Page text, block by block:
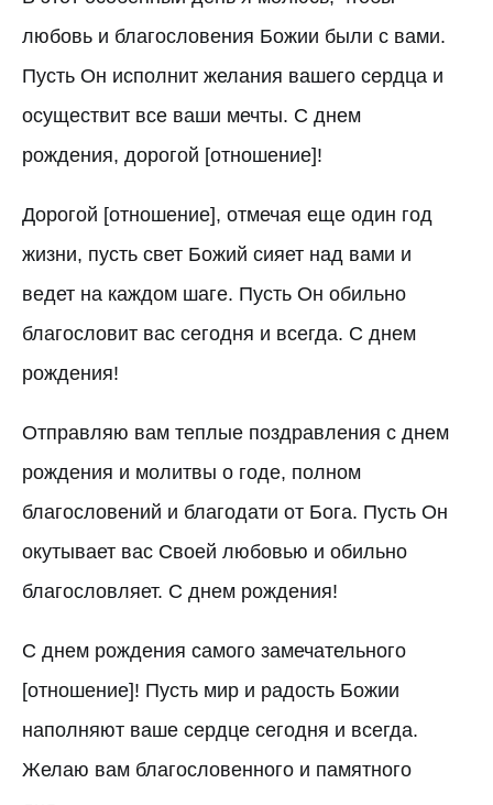
любовь и благословения Божии были с вами.
Пусть Он исполнит желания вашего сердца и
осуществит все ваши мечты. С днем
рождения, дорогой [отношение]!
Дорогой [отношение], отмечая еще один год
жизни, пусть свет Божий сияет над вами и
ведет на каждом шаге. Пусть Он обильно
благословит вас сегодня и всегда. С днем
рождения!
Отправляю вам теплые поздравления с днем
рождения и молитвы о годе, полном
благословений и благодати от Бога. Пусть Он
окутывает вас Своей любовью и обильно
благословляет. С днем рождения!
С днем рождения самого замечательного
[отношение]! Пусть мир и радость Божии
наполняют ваше сердце сегодня и всегда.
Желаю вам благословенного и памятного